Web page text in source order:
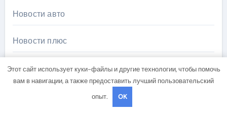
Новости авто
Новости плюс
Ремонт — это просто
Советы автомобилистам
Этот сайт использует куки-файлы и другие технологии, чтобы помочь
вам в навигации, а также предоставить лучший пользовательский
опыт.
OK